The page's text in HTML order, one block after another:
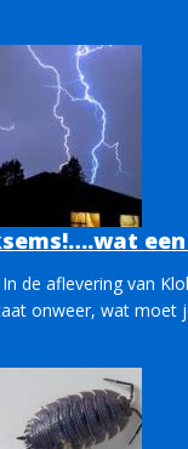
de aflevering van
onweer, wat moet